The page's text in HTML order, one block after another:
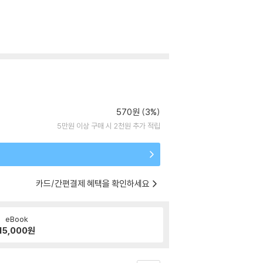
570원 (3%)
5만원 이상 구매 시 2천원 추가 적립
카드/간편결제 혜택을 확인하세요
eBook
원